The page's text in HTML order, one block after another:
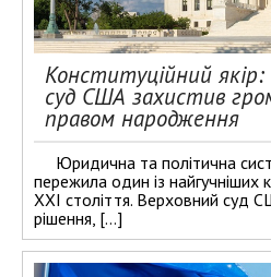
Конституційний
суд США захистив
правом народження
Юридична та політична
пережила один із найгучніших
XXI століття. Верховний суд
рішення, […]